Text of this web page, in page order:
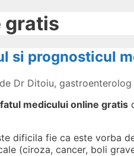
gratis
si prognosticul
de Dr Ditoiu, gastroenterolog
medicului online gratis
dificila fie ca este vorba
(ciroza, cancer, boli